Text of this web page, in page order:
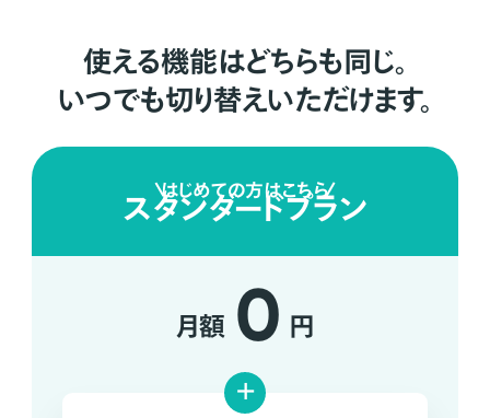
使える機能はどちらも同じ。
いつでも切り替えいただけます。
はじめての方はこちら
スタンダードプラン
月額 0 円
+